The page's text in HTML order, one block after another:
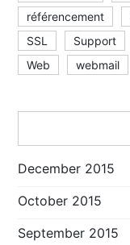
référencement
SSL
Support
Web
webmail
December 2015
October 2015
September 2015